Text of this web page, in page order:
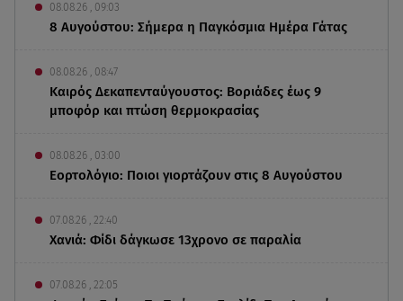
08.08.26 , 09:03
8 Αυγούστου: Σήμερα η Παγκόσμια Ημέρα Γάτας
08.08.26 , 08:47
Καιρός Δεκαπενταύγουστος: Βοριάδες έως 9
μποφόρ και πτώση θερμοκρασίας
08.08.26 , 03:00
Εορτολόγιο: Ποιοι γιορτάζουν στις 8 Αυγούστου
07.08.26 , 22:40
Χανιά: Φίδι δάγκωσε 13χρονο σε παραλία
07.08.26 , 22:05